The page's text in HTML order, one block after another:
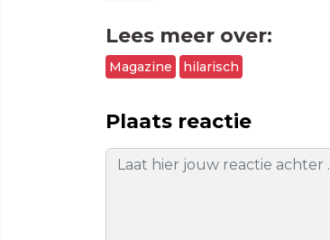
Lees meer over:
Magazine hilarisch
Plaats reactie